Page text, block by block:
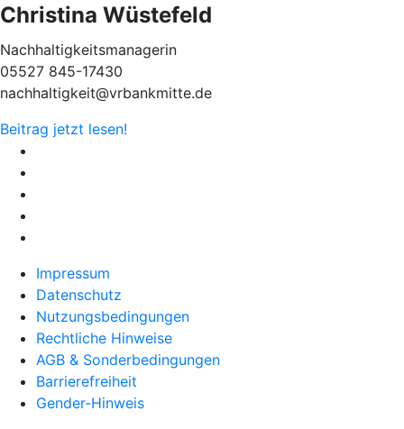
Christina Wüstefeld
Nachhaltigkeitsmanagerin
05527 845-17430
nachhaltigkeit@vrbankmitte.de
Beitrag jetzt lesen!
Impressum
Datenschutz
Nutzungsbedingungen
Rechtliche Hinweise
AGB & Sonderbedingungen
Barrierefreiheit
Gender-Hinweis